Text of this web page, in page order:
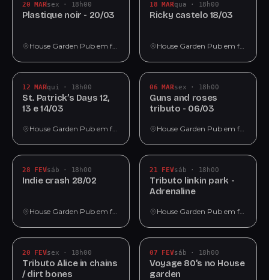
20 MARsex · 18h00
Plastique noir - 20/03
House Garden Pub em fortaleza
18 MARqua · 18h00
Ricky castelo 18/03
House Garden Pub em fortaleza
12 MARqui · 18h00
St. Patrick’s Days 12,
13 e 14/03
House Garden Pub em fortaleza
06 MARsex · 18h00
Guns and roses
tributo - 06/03
House Garden Pub em fortaleza
28 FEVsáb · 18h00
Indie crash 28/02
House Garden Pub em fortaleza
21 FEVsáb · 18h00
Tributo linkin park -
Adrenaline
House Garden Pub em fortaleza
20 FEVsex · 18h00
Tributo Alice in chains
/ dirt bones
07 FEVsáb · 18h00
Voyage 80’s no House
garden